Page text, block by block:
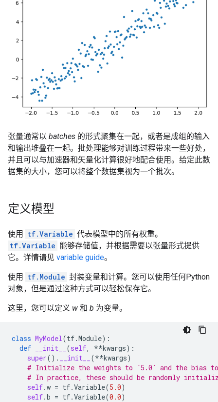
张量通常以 batches 的形式聚集在一起，或者是成组的输入
和输出堆叠在一起。批处理能够对训练过程带来一些好处，
并且可以与加速器和矢量化计算很好地配合使用。给定此数
据集的大小，您可以将整个数据集视为一个批次。
定义模型
使用 tf.Variable 代表模型中的所有权重。
tf.Variable 能够存储值，并根据需要以张量形式提供
它。详情请见 variable guide。
使用 tf.Module 封装变量和计算。您可以使用任何Python
对象，但是通过这种方式可以轻松保存它。
这里，您可以定义 w 和 b 为变量。
class MyModel (tf.Module):
def
__init__ (self, **kwargs):
super() . __init__ (**kwargs)
# Initialize the weights to `5.0` and the bias
# In practice, these should be randomly
self.w = tf.Variable(5.0)
self.b = tf.Variable(0.0)